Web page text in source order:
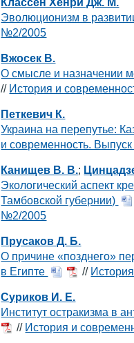
Эволюционизм в
№2/2005
Вжосек В.
О смысле и назначении
// История и
Петкевич К.
Украина на перепутье:
и современность.
Канищев В. В.;
Экологический аспект
Тамбовской губернии)
№2/2005
Прусаков Д. Б.
О причине «позднего»
в Египте
//
Суриков И. Е.
Институт остракизма в
// История и